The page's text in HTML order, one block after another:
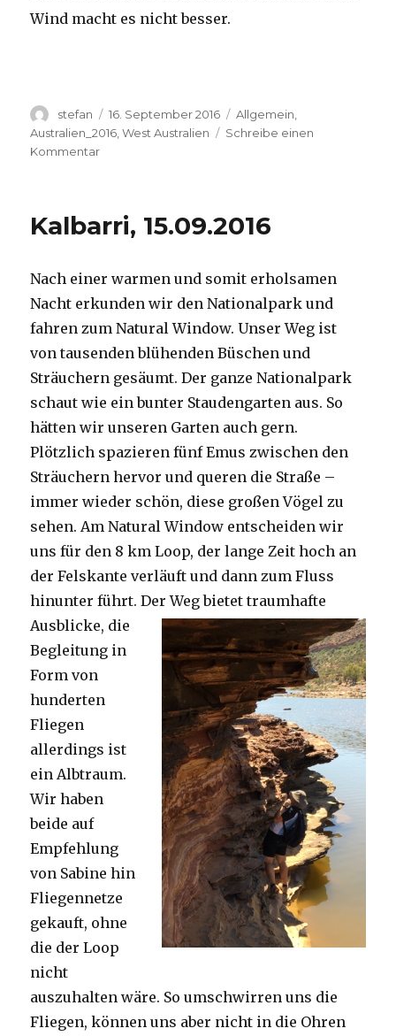
Wind macht es nicht besser.
Autor
stefan
Veröffentlicht
am
16. September 2016 Kategorien
Allgemein
Australien_2016 ,West Australien
Schreibe einen
Kommentarzu
Kalbarri, 15.09.2016
Nach einer warmen und somit erholsamen
Nacht erkunden wir den Nationalpark und
fahren zum Natural Window. Unser Weg ist
von tausenden blühenden Büschen und
Sträuchern gesäumt. Der ganze Nationalpark
schaut wie ein bunter Staudengarten aus. So
hätten wir unseren Garten auch gern.
Plötzlich spazieren fünf Emus zwischen den
Sträuchern hervor und queren die Straße –
immer wieder schön, diese großen Vögel zu
sehen. Am Natural Window entscheiden wir
uns für den 8 km Loop, der lange Zeit hoch an
der Felskante verläuft und dann zum Fluss
hinunter führt. Der Weg bietet traumhafte
Ausblicke, die
Begleitung in
Form von
hunderten
Fliegen
allerdings ist
ein Albtraum.
Wir haben
beide auf
Empfehlung
von Sabine hin
Fliegennetze
gekauft, ohne
die der Loop
nicht
auszuhalten wäre. So umschwirren uns die
Fliegen, können uns aber nicht in die Ohren